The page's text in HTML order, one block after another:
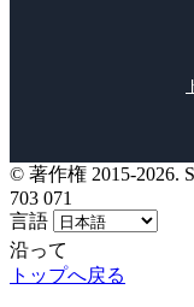
© 著作権 2015-2026.
703 071
言語
沿って
トップへ戻る